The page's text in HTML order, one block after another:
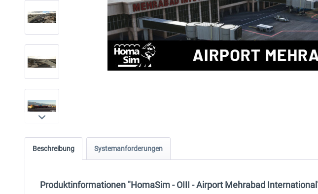
Beschreibung Systemanforderungen
Produktinformationen "HomaSim - OIII - Airport Mehrabad